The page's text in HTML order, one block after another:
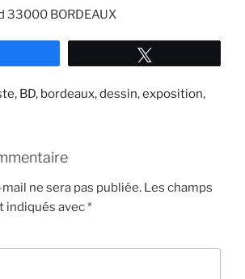
33000 BORDEAUX
, BD, bordeaux,dessin,exposition,
ne sera pas publiée. Les champs
indiqués avec*